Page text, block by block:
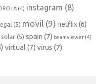
(4) instagram (8)
legal (5) movil (9) netflix(6)
solar (5) spain (7) teamviewer (4)
virtual (7) virus (7)